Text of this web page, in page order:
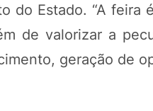
do Estado. “A
de valorizar a
geração de